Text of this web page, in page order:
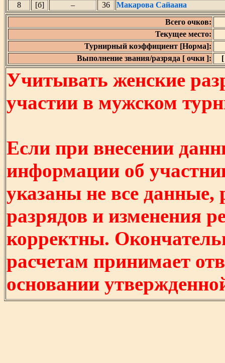
8
[б] – 36
Макарова Сайаана
Всего очков:
Текущее место:
Турнирный коэффициент [Норма]:
Выполнение звания/разряда [ очки ]:
Учитывать женские
участии в мужском
Если при внесении
информации об
указаны не все
разрядов и изменения
корректны.
расчетам принимает
основании